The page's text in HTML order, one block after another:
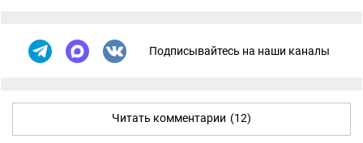
Подписывайтесь на наши каналы
Читать комментарии (12)